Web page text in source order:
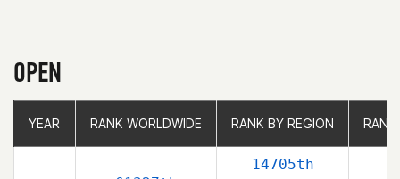
OPEN
YEAR RANK WORLDWIDE RANK BY REGION
14705th
YEAR RANK WORLDWIDE RANK BY REGION